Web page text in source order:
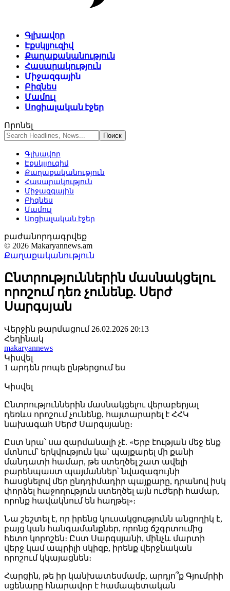
Գլխավոր
Էքսկլյուզիվ
Քաղաքականություն
Հասարակություն
Միջազգային
Բիզնես
Մամուլ
Սոցիալական էջեր
Որոնել
Գլխավոր
Էքսկլյուզիվ
Քաղաքականություն
Հասարակություն
Միջազգային
Բիզնես
Մամուլ
Սոցիալական էջեր
բաժանորդագրվեք
© 2026 Makaryannews.am
Քաղաքականություն
Ընտրություններին մասնակցելու
որոշում դեռ չունենք. Սերժ
Սարգսյան
Վերջին թարմացում 26.02.2026 20:13
Հեղինակ
makaryannews
Կիսվել
1 արդեն րոպե ընթերցում ես
Կիսվել
Ընտրություններին մասնակցելու վերաբերյալ
դեռևս որոշում չունենք, հայտարարել է ՀՀԿ
նախագահ Սերժ Սարգսյանը։
Ըստ նրա՝ սա զարմանալի չէ. «Երբ էության մեջ ենք
մտնում՝ երկվություն կա՝ պայքարել մի քանի
մանդատի համար, թե ստեղծել շատ ավելի
բարենպաստ պայմաններ՝ նվազագույնի
հասցնելով մեր ընդդիմադիր պայքարը, դրանով իսկ
փորձել հաջողություն ստեղծել այն ուժերի համար,
որոնք հավակնում են հաղթել»։
Նա շեշտել է, որ իրենց կուսակցությունն անցողիկ է,
բայց կան հանգամանքներ, որոնց ճշգրտումից
հետո կորոշեն։ Ըստ Սարգսյանի, մինչև մարտի
վերջ կամ ապրիլի սկիզբ, իրենք վերջնական
որոշում կկայացնեն։
Հարցին, թե իր կանխատեսմամբ, արդյո՞ք Գյումրիի
սցենարը հնարավոր է համապետական